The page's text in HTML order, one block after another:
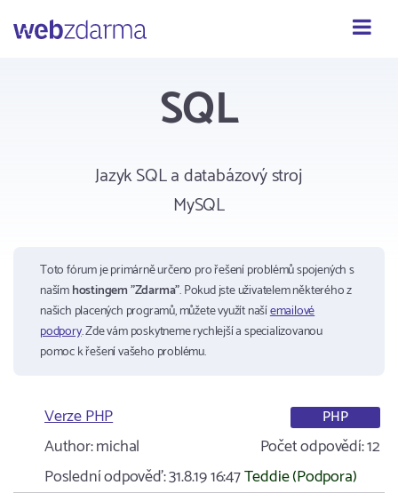
SQL
Jazyk SQL a databázový stroj
MySQL
Toto fórum je primárně určeno pro řešení problémů spojených s
našímhostingem "Zdarma". Pokud jste uživatelem některého z
našich placených programů, můžete využít našíemailové
podpory. Zde vám poskytneme rychlejší a specializovanou
pomoc k řešení vašeho problému.
Verze PHP PHP
Author:michal Počet odpovědí:12
Poslední odpověď:31.8.19 16:47Teddie (Podpora)